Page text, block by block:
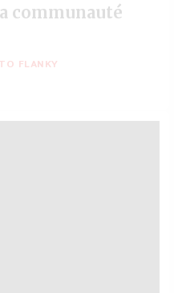
communauté
FLANKY